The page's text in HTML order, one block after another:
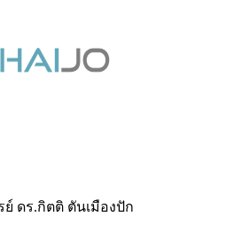
ย์ ดร.กิตติ ตันเมืองปัก